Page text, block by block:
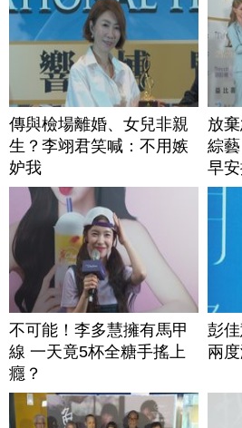
傳與檢場離婚、女兒非親
生？李翊君笑喊：不用嫉
妒我
放
綜
早
不可能！李多慧擁有馬甲
線 一天竟5杯全糖手搖上
癮？
彭
兩